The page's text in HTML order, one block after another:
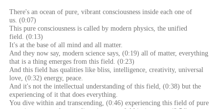
There's an ocean of pure, vibrant consciousness inside each one of
us. (0:07)
This pure consciousness is called by modern physics, the unified
field. (0:13)
It's at the base of all mind and all matter.
And they now say, modern science says, (0:19) all of matter, everything
that is a thing emerges from this field. (0:23)
And this field has qualities like bliss, intelligence, creativity, universal
love, (0:32) energy, peace.
And it's not the intellectual understanding of this field, (0:38) but the
experiencing of it that does everything.
You dive within and transcending, (0:46) experiencing this field of pure